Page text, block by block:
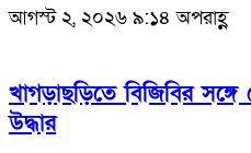
আগস্ট ২, ২০২৬ ৯:১৪ অপরাহ্ণ
খাগড়াছড়িতে বিজিবির
উদ্ধার